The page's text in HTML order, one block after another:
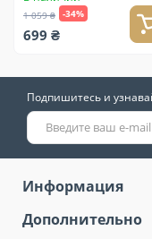
1 059 ₴ -34%
699 ₴
Подпишитесь и
Информация
Дополнительно